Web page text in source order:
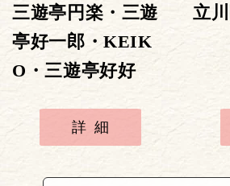
三遊亭円楽・三遊
亭好一郎・KEIK
O・三遊亭好好
詳細
立